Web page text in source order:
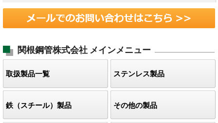
関根鋼管株式会社 メインメニュー
取扱製品一覧 ステンレス製品
鉄（スチール）製品 その他の製品